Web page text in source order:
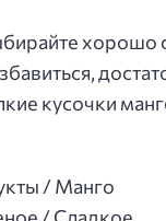
хорошо
кусочки
/ Манго